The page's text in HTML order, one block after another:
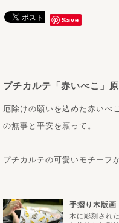
Save
手摺り木版画
木に彫刻され
プチカルテ「赤いべこ」
厄除けの願いを込めた赤いべ
の無事と平安を願って。
プチカルテの可愛いモチーフ